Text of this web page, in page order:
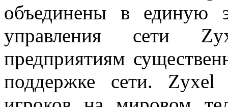
объединены в единую
управления сети
предприятиям
поддержке сети.